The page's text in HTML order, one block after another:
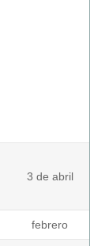
3 de abril
febrero